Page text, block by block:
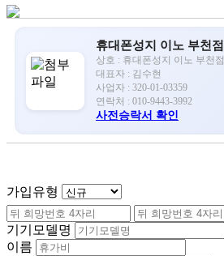
휴대폰성지 이노 부천점
상호 : 휴대폰성지 이노 부천점
대표자 : 김수현
사업자 : 320-01-03359
연락처 : 010-9443-3992
사전승락서 확인
가입유형
기기모델명
이름